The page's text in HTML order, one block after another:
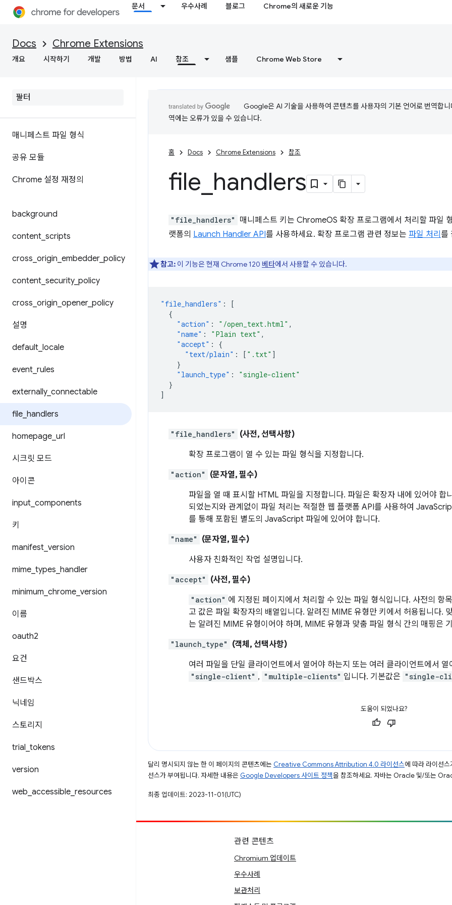
문서 우수사례 블로그 Chrome의 새로운 기능
Docs Chrome Extensions
개요 시작하기 개발 방법 AI 참조 샘플 Chrome Web Store
매니페스트 파일 형식
공유 모듈
Chrome 설정 재정의
background
content scripts
cross origin embedder_ policy
content security_ policy
cross origin opener_ policy
설명
default locale
event rules
externally_ connectable
file handlers
homepage url
시크릿 모드
아이콘
input components
키
manifest version
mime types handler
minimum chrome version
이름
oauth2
요건
샌드박스
닉네임
스토리지
trial tokens
version
web accessible resources
Google은 AI 기술을 사용하여 콘텐츠를 사용자의 기본 언어로 번역합니
역에는 오류가 있을 수 있습니다.
홈 Docs Chrome Extensions 참조
file handlers
"file_handlers"
매니페스트 키는 ChromeOS 확장 프로그램에서 처리할 파일
랫폼의 Launch Handler API를 사용하세요. 확장 프로그램 관련 정보는 파일 처리 를
참고: 이 기능은 현재 Chrome 120 베타에서 사용할 수 있습니다.
"file_handlers" :
[
{
"action" : "/open_text.html" ,
"name" : "Plain text" ,
"accept" :
{
"text/plain" : [ ".txt" ]
}
"launch_type" :
"single-client"
}
]
"file_handlers"
(사전, 선택사항)
확장 프로그램이 열 수 있는 파일 형식을 지정합니다.
"action"
(문자열, 필수)
파일을 열 때 표시할 HTML 파일을 지정합니다. 파일은 확장자 내에 있어야 합
되었는지와 관계없이 파일 처리는 적절한 웹 플랫폼 API를 사용하여
를 통해 포함된 별도의 JavaScript 파일에 있어야 합니다.
"name"
(문자열, 필수)
사용자 친화적인 작업 설명입니다.
"accept" (사전, 필수)
"action" 에 지정된 페이지에서 처리할 수 있는 파일 형식입니다. 사전의 항
고 값은 파일 확장자의 배열입니다. 알려진 MIME 유형만 키에서 허용됩니다.
는 알려진 MIME 유형이어야 하며, MIME 유형과 맞춤 파일 형식 간의 매핑은
"launch_type"
(객체, 선택사항)
여러 파일을 단일 클라이언트에서 열어야 하는지 또는 여러 클라이언트에서
"single-client" , "multiple-clients" 입니다. 기본값은 "single-
도움이 되었나요?
달리 명시되지 않는 한 이 페이지의 콘텐츠에는 Creative Commons Attribution 4.0 라이선스에 따라 라이선
선스가 부여됩니다. 자세한 내용은 Google Developers 사이트 정책을 참조하세요. 자바는 Oracle 및/또는
최종 업데이트: 2023-11-01(UTC)
관련 콘텐츠
Chromium 업데이트
우수사례
보관처리